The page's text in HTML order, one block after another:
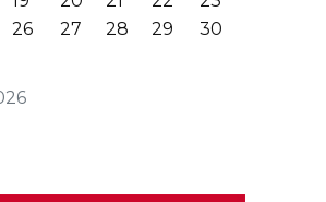
26 27 28 29
30